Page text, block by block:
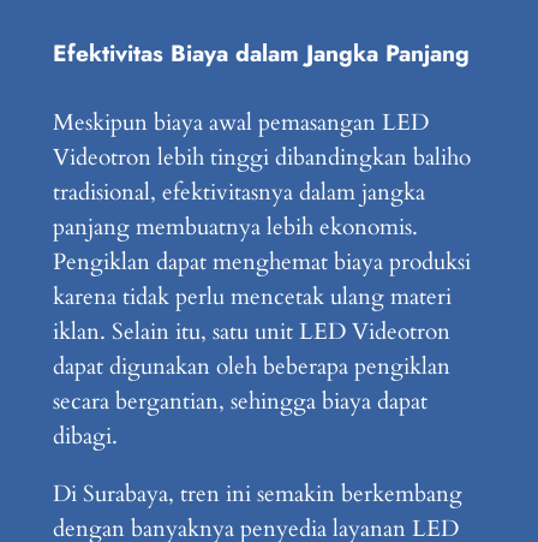
Efektivitas Biaya dalam Jangka Panjang
Meskipun biaya awal pemasangan LED
Videotron lebih tinggi dibandingkan baliho
tradisional, efektivitasnya dalam jangka
panjang membuatnya lebih ekonomis.
Pengiklan dapat menghemat biaya produksi
karena tidak perlu mencetak ulang materi
iklan. Selain itu, satu unit LED Videotron
dapat digunakan oleh beberapa pengiklan
secara bergantian, sehingga biaya dapat
dibagi.
Di Surabaya, tren ini semakin berkembang
dengan banyaknya penyedia layanan LED